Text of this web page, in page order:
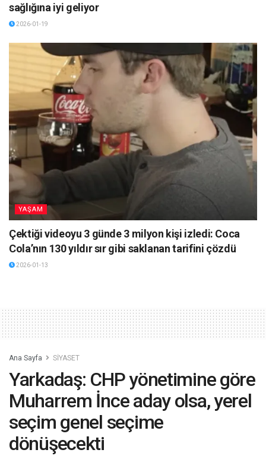
sağlığına iyi geliyor
2026-01-19
YAŞAM
Çektiği videoyu 3 günde 3 milyon kişi izledi: Coca
Cola’nın 130 yıldır sır gibi saklanan tarifini çözdü
2026-01-13
Ana Sayfa SİYASET
Yarkadaş: CHP yönetimine göre
Muharrem İnce aday olsa, yerel
seçim genel seçime
dönüşecekti